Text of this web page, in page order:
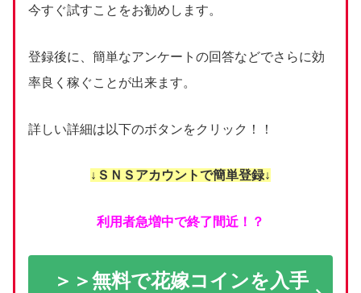
今すぐ試すことをお勧めします。
登録後に、簡単なアンケートの回答などでさらに効
率良く稼ぐことが出来ます。
詳しい詳細は以下のボタンをクリック！！
↓ＳＮＳアカウントで簡単登録↓
利用者急増中で終了間近！？
＞＞無料で花嫁コインを入手